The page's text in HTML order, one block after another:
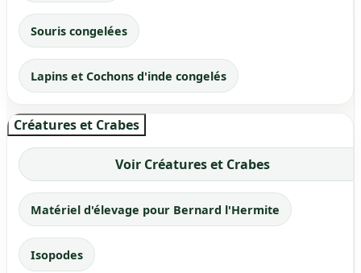
Souris congelées
Lapins et Cochons d'inde congelés
Créatures et Crabes
Voir Créatures et Crabes
Matériel d'élevage pour Bernard l'Hermite
Isopodes